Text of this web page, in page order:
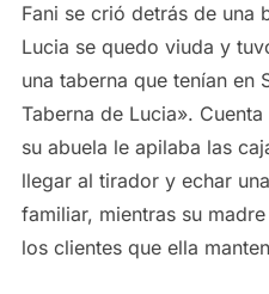
Fani se crió detrás de una
Lucia se quedo viuda y
una taberna que tenían en
Taberna de Lucia».
su abuela le apilaba las
llegar al tirador y echar
familiar, mientras su
los clientes que ella